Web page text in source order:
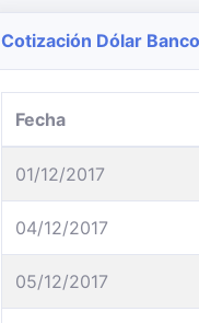
Cotización Dólar
Fecha
01/12/2017
04/12/2017
05/12/2017